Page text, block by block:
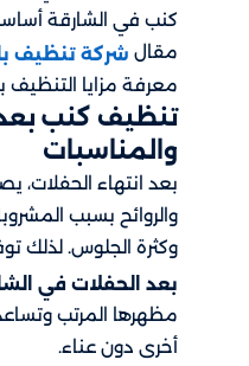
كنب في الشارقة
مقال شركة تنظيف
معرفة مزايا التنظيف
تنظيف كنب
والمناسبات
بعد انتهاء الحفلات،
والروائح بسبب
وكثرة الجلوس. لذلك
بعد الحفلات في
مظهرها المرتب
أخرى دون عناء.